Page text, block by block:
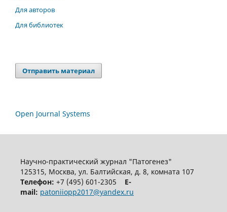
Для авторов
Для библиотек
Отправить материал
Open Journal Systems
Научно-практический журнал "Патогенез"
125315, Москва, ул. Балтийская, д. 8, комната 107
Телефон: +7 (495) 601-2305 E-
mail: patoniiopp2017@yandex.ru